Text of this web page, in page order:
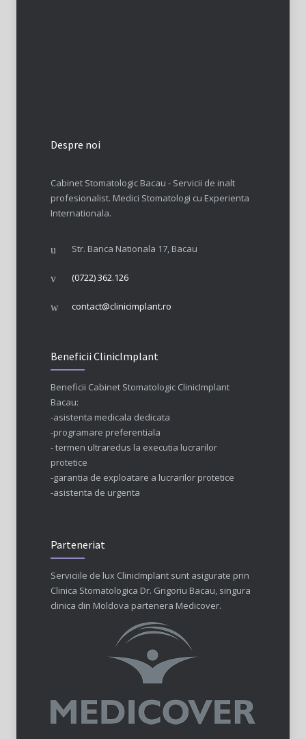
Despre noi
Cabinet Stomatologic Bacau - Servicii de inalt
profesionalist. Medici Stomatologi cu Experienta
Internationala.
Str. Banca Nationala 17, Bacau
(0722) 362.126
contact@clinicimplant.ro
Beneficii ClinicImplant
Beneficii Cabinet Stomatologic ClinicImplant
Bacau:
-asistenta medicala dedicata
-programare preferentiala
- termen ultraredus la executia lucrarilor
protetice
-garantia de exploatare a lucrarilor protetice
-asistenta de urgenta
Parteneriat
Serviciile de lux ClinicImplant sunt asigurate prin
Clinica Stomatologica Dr. Grigoriu Bacau, singura
clinica din Moldova partenera Medicover.